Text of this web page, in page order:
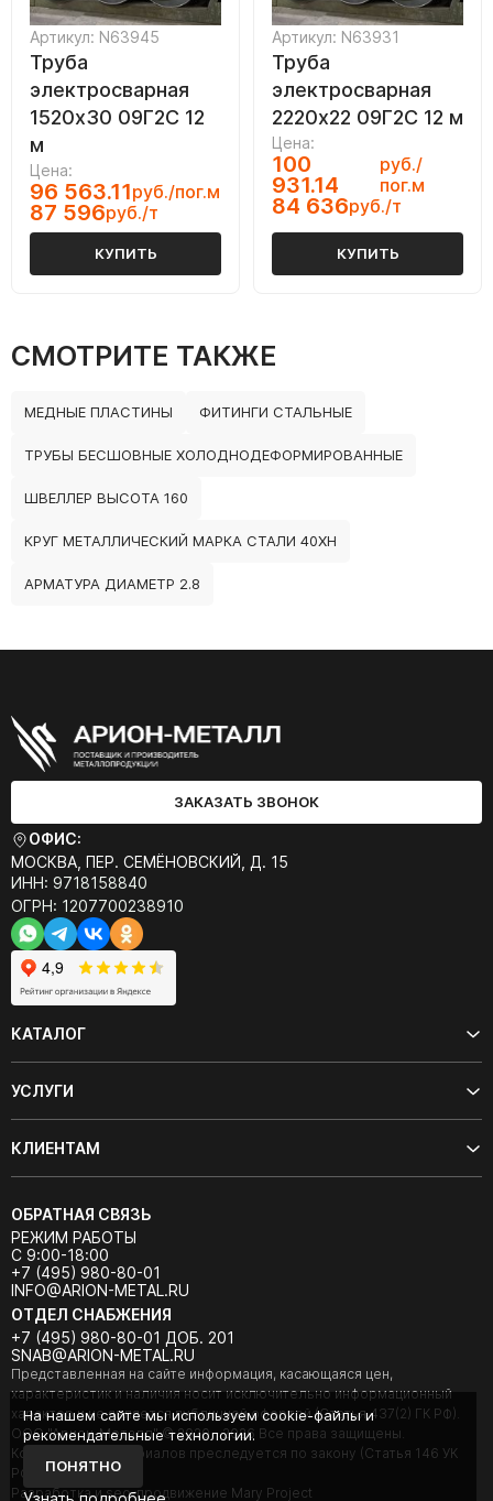
Артикул: N63945
Труба
электросварная
1520х30 09Г2С 12
м
Цена:
96 563.11руб./пог.м
87 596руб./т
КУПИТЬ
Артикул: N63931
Труба
электросварная
2220х22 09Г2С 12 м
Цена:
100
931.14
руб./
пог.м
84 636руб./т
КУПИТЬ
СМОТРИТЕ ТАКЖЕ
МЕДНЫЕ ПЛАСТИНЫ ФИТИНГИ СТАЛЬНЫЕ
ТРУБЫ БЕСШОВНЫЕ ХОЛОДНОДЕФОРМИРОВАННЫЕ
ШВЕЛЛЕР ВЫСОТА 160
КРУГ МЕТАЛЛИЧЕСКИЙ МАРКА СТАЛИ 40ХН
АРМАТУРА ДИАМЕТР 2.8
ЗАКАЗАТЬ ЗВОНОК
ОФИС:
МОСКВА, ПЕР. СЕМЁНОВСКИЙ, Д. 15
ИНН: 9718158840
ОГРН: 1207700238910
КАТАЛОГ
УСЛУГИ
КЛИЕНТАМ
ОБРАТНАЯ СВЯЗЬ
РЕЖИМ РАБОТЫ
С 9:00-18:00
+7 (495) 980-80-01
INFO@ARION-METAL.RU
ОТДЕЛ СНАБЖЕНИЯ
+7 (495) 980-80-01 ДОБ. 201
SNAB@ARION-METAL.RU
Представленная на сайте информация, касающаяся цен,
характеристик и наличия носит исключительно информационный
характер и не является публичной офертой (Статья 437(2) ГК РФ).
ООО "Арион-Металл" © 2020 - 2026 Все права защищены.
Копирование материалов преследуется по закону (Статья 146 УК
РФ).
Разработка и seo-продвижение Mary Project
На нашем сайте мы используем cookie-файлы и
рекомендательные технологии.
ПОНЯТНО